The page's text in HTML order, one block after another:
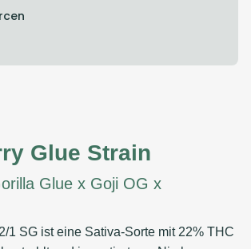
Glue Strain
Glue x Goji OG x
1 SG ist eine Sativa-Sorte mit 22% THC